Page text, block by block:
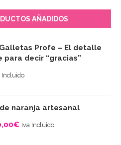
AÑADIDOS
Profe – El detalle
para decir “gracias”
Incluido
naranja artesanal
€ Iva Incluido